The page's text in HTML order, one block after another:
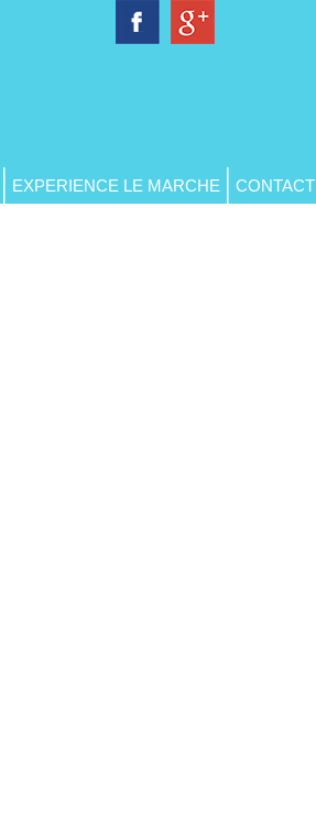
EXPERIENCE LE MARCHE CONTACT